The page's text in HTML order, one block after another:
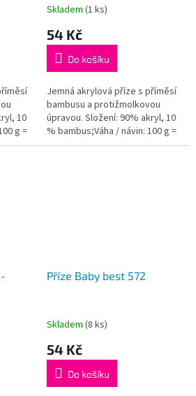
10
g =
Skladem (1 ks)
54 Kč
Do košíku
Jemná akrylová příze s příměsí
bambusu a protižmolkovou
úpravou. Složení: 90% akryl, 10
% bambus;Váha / návin: 100 g =
240 m;Doporučená velikost
Příze Baby best 572
Skladem (8 ks)
54 Kč
Do košíku